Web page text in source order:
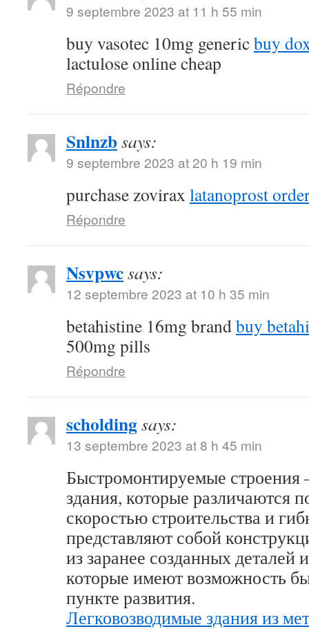
9 septembre 2023 at 11 h 55 min
buy vasotec 10mg genericbuy
lactulose online cheap
Répondre
Snlnzbsays:
9 septembre 2023 at 20 h 19 min
purchase zovirax latanoprost
Répondre
Nsvpwcsays:
12 septembre 2023 at 10 h 35 min
betahistine 16mg brandbuy
500mg pills
Répondre
scholdingsays:
13 septembre 2023 at 8 h 45 min
Быстромонтируемые строения
здания, которые различаются
скоростью строительства и
представляют собой
из заранее созданных деталей
которые имеют возможность
пункте развития.
Легковозводимые здания из